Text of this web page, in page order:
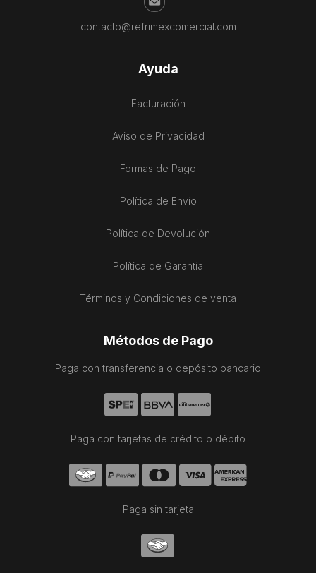
contacto@refrimexcomercial.com
Ayuda
Facturación
Aviso de Privacidad
Formas de Pago
Política de Envío
Política de Devolución
Política de Garantía
Términos y Condiciones de venta
Métodos de Pago
Paga con transferencia o depósito bancario
Paga con tarjetas de crédito o débito
Paga sin tarjeta